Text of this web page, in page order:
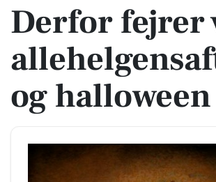
Derfor fejrer
og halloween